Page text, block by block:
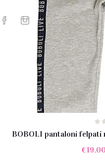
BOBOLI pantaloni felpati
€19.00